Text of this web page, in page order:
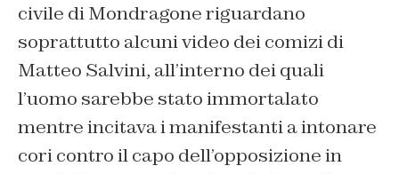
civile di Mondragone riguardano
soprattutto alcuni video dei comizi di
Matteo Salvini, all’interno dei quali
l’uomo sarebbe stato immortalato
mentre incitava i manifestanti a intonare
cori contro il capo dell’opposizione in